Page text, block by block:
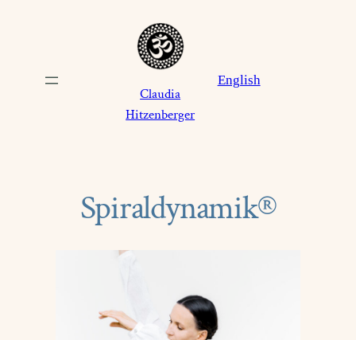
Claudia
Hitzenberger
English
Spiraldynamik®